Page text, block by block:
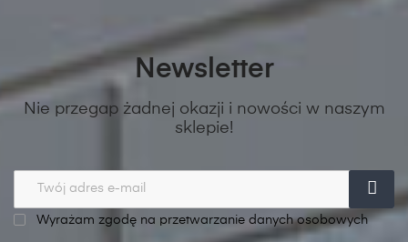
Newsletter
Nie przegap żadnej okazji i nowości w naszym
sklepie!
Wyrażam zgodę na przetwarzanie danych osobowych